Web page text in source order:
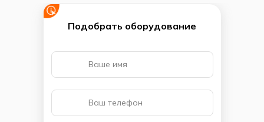
Подобрать оборудование